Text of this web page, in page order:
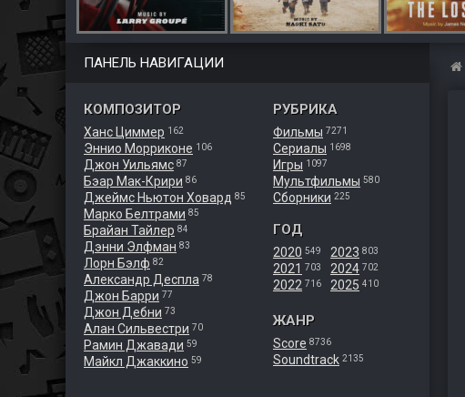
ПАНЕЛЬ НАВИГАЦИИ
КОМПОЗИТОР
Ханс Циммер 162
Эннио Морриконе 106
Джон Уильямс 87
Бэар Мак-Крири 86
Джеймс Ньютон Ховард 85
Марко Белтрами 85
Брайан Тайлер 84
Дэнни Элфман 83
Лорн Бэлф 82
Александр Деспла 78
Джон Барри 77
Джон Дебни 73
Алан Сильвестри 70
Рамин Джавади 59
Майкл Джаккино 59
РУБРИКА
Фильмы 7271
Сериалы 1698
Игры 1097
Мультфильмы 580
Сборники 225
ГОД
2020 549
2021 703
2022 716
2023 803
2024 702
2025 410
ЖАНР
Score 8736
Soundtrack 2135